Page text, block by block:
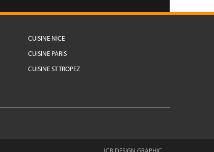
CUISINE NICE
CUISINE PARIS
CUISINE ST TROPEZ